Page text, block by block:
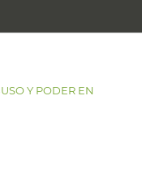
Y PODER EN